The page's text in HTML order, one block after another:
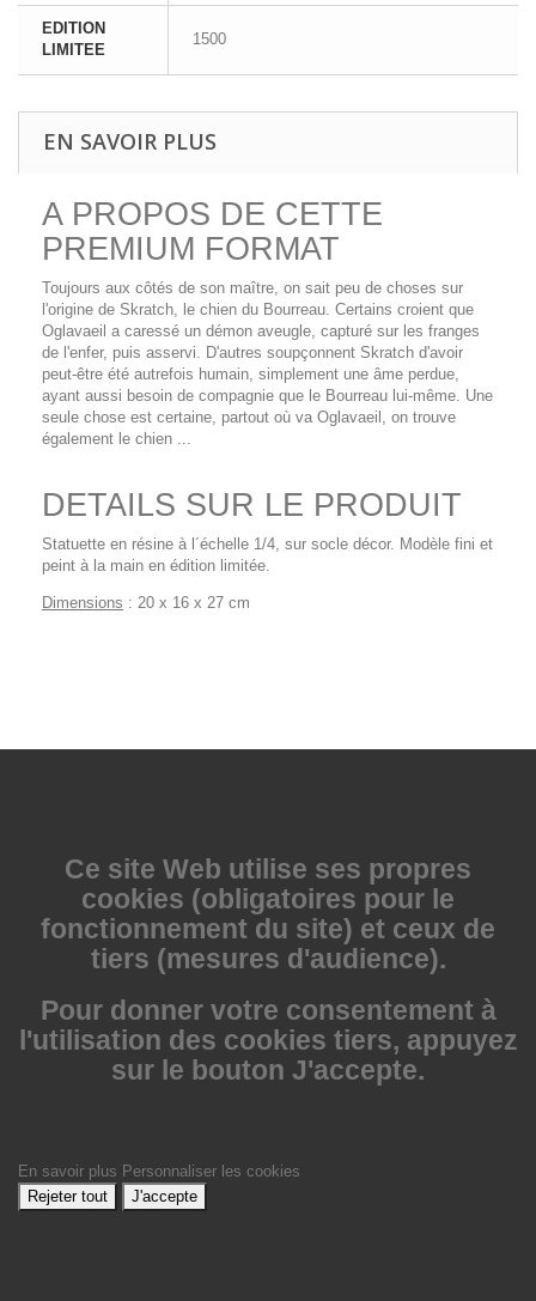
EDITION
LIMITEE
1500
EN SAVOIR PLUS
A PROPOS DE CETTE
PREMIUM FORMAT
Toujours aux côtés de son maître, on sait peu de choses sur
l'origine de Skratch, le chien du Bourreau. Certains croient que
Oglavaeil a caressé un démon aveugle, capturé sur les franges
de l'enfer, puis asservi. D'autres soupçonnent Skratch d'avoir
peut-être été autrefois humain, simplement une âme perdue,
ayant aussi besoin de compagnie que le Bourreau lui-même. Une
seule chose est certaine, partout où va Oglavaeil, on trouve
également le chien ...
DETAILS SUR LE PRODUIT
Statuette en résine à l´échelle 1/4, sur socle décor. Modèle fini et
peint à la main en édition limitée.
Dimensions : 20 x 16 x 27 cm
Ce site Web utilise ses propres
cookies (obligatoires pour le
fonctionnement du site) et ceux de
tiers (mesures d'audience).
Pour donner votre consentement à
l'utilisation des cookies tiers, appuyez
sur le bouton J'accepte.
En savoir plus Personnaliser les cookies
Rejeter tout
J'accepte